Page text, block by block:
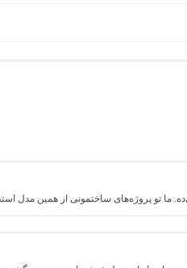
ما تو پروژه‌های ساختمونی از همین مدل